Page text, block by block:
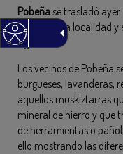
Pobeña se trasladó
minero de la localidad y
siglo XIX.
Los vecinos de Pobeña
burgueses, lavanderas,
aquellos muskiztarras
mineral de hierro y que
de herramientas o
ello mostrando las